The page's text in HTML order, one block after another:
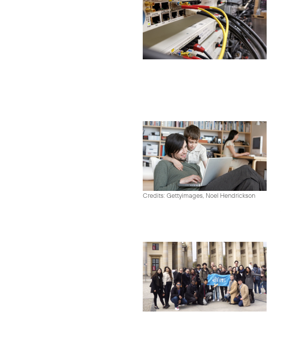
Credits: Gettyimages, Noel Hendrickson